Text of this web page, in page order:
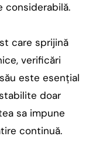
considerabilă.
care sprijină
verificări
este esențial
doar
sa impune
continuă.